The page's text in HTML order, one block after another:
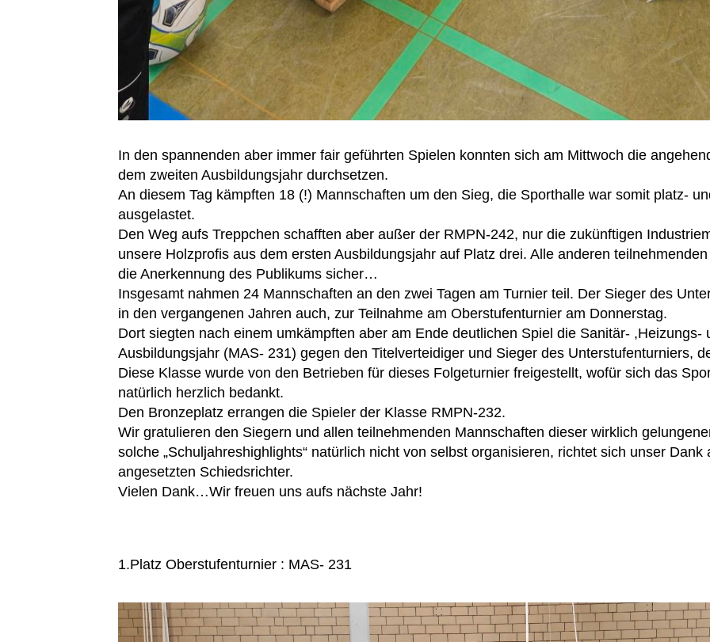
In den spannenden aber immer fair geführten Spielen konnten sich am Mittwoch die
dem zweiten Ausbildungsjahr durchsetzen.
An diesem Tag kämpften 18 (!) Mannschaften um den Sieg, die Sporthalle war somit platz-
ausgelastet.
Den Weg aufs Treppchen schafften aber außer der RMPN-242, nur die zukünftigen
unsere Holzprofis aus dem ersten Ausbildungsjahr auf Platz drei. Alle anderen
die Anerkennung des Publikums sicher…
Insgesamt nahmen 24 Mannschaften an den zwei Tagen am Turnier teil. Der Sieger des
in den vergangenen Jahren auch, zur Teilnahme am Oberstufenturnier am Donnerstag.
Dort siegten nach einem umkämpften aber am Ende deutlichen Spiel die Sanitär- ,Heizungs-
Ausbildungsjahr (MAS- 231) gegen den Titelverteidiger und Sieger des Unterstufenturniers,
Diese Klasse wurde von den Betrieben für dieses Folgeturnier freigestellt, wofür sich das
natürlich herzlich bedankt.
Den Bronzeplatz errangen die Spieler der Klasse RMPN-232.
Wir gratulieren den Siegern und allen teilnehmenden Mannschaften dieser wirklich
solche „Schuljahreshighlights“ natürlich nicht von selbst organisieren, richtet sich unser
angesetzten Schiedsrichter.
Vielen Dank…Wir freuen uns aufs nächste Jahr!
1.Platz Oberstufenturnier : MAS- 231